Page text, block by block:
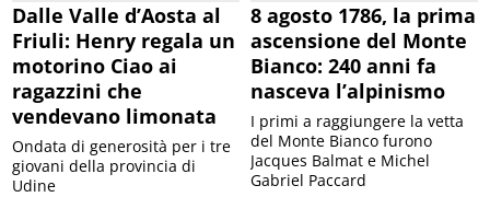
Dalle Valle d’Aosta al
Friuli: Henry regala un
motorino Ciao ai
ragazzini che
vendevano limonata
Ondata di generosità per i tre
giovani della provincia di
Udine
8 agosto 1786, la prima
ascensione del Monte
Bianco: 240 anni fa
nasceva l’alpinismo
I primi a raggiungere la vetta
del Monte Bianco furono
Jacques Balmat e Michel
Gabriel Paccard